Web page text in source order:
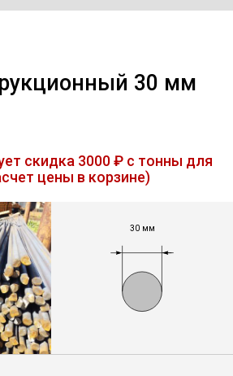
30 мм
скидка 3000 ₽ с тонны для
цены в корзине)
30 мм